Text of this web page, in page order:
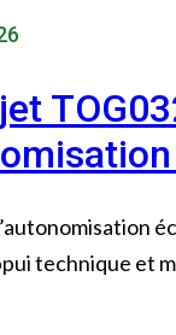
technique et